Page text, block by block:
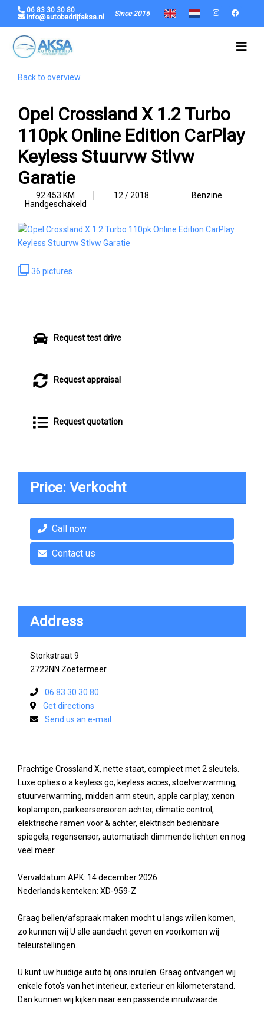
06 83 30 30 80
info@autobedrijfaksa.nl
Since 2016
Back to overview
Opel Crossland X 1.2 Turbo
110pk Online Edition CarPlay
Keyless Stuurvw Stlvw
Garatie
92.453 KM 12 / 2018
Benzine
Handgeschakeld
36 pictures
Request test drive
Request appraisal
Request quotation
Prachtige Crossland X, nette staat, compleet met 2 sleutels.
Luxe opties o.a keyless go, keyless acces, stoelverwarming,
stuurverwarming, midden arm steun, apple car play, xenon
koplampen, parkeersensoren achter, climatic control,
elektrische ramen voor & achter, elektrisch bedienbare
spiegels, regensensor, automatisch dimmende lichten en nog
veel meer.
Vervaldatum APK: 14 december 2026
Nederlands kenteken: XD-959-Z
Graag bellen/afspraak maken mocht u langs willen komen,
zo kunnen wij U alle aandacht geven en voorkomen wij
teleurstellingen.
U kunt uw huidige auto bij ons inruilen. Graag ontvangen wij
enkele foto's van het interieur, exterieur en kilometerstand.
Dan kunnen wij kijken naar een passende inruilwaarde.
Price: Verkocht
Call now
Contact us
Address
Storkstraat 9
2722NN Zoetermeer
06 83 30 30 80
Get directions
Send us an e-mail